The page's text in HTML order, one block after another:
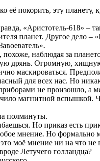
её покорить, эту планету,
«Аристотель-618» –
планет. Другое дело –
наблюдая за
дрянь. Огромную,
маскироваться.
для всех нас. Но
не произошло, а
магнитной вспышкой.
полминуты.
Но приказ есть
мнение. Но формально
моё мнение ни на что не
Летучего голландца?